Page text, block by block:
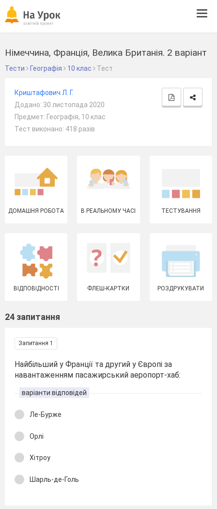
Німеччина, Франція, Велика Британія. 2 варіант
Тести Географія 10 клас Тест
Криштафович Л. Г.
Додано: 30 листопада 2020
Предмет: Географія, 10 клас
Тест виконано: 418 разів
ДОМАШНЯ РОБОТА В РЕАЛЬНОМУ ЧАСІ ТЕСТУВАННЯ
ВІДПОВІДНОСТІ ФЛЕШ-КАРТКИ РОЗДРУКУВАТИ
24 запитання
Запитання 1
Найбільший у Франції та другий у Європі за
навантаженням пасажирський аеропорт-хаб:
варіанти відповідей
Ле-Бурже
Орлі
Хітроу
Шарль-де-Голь